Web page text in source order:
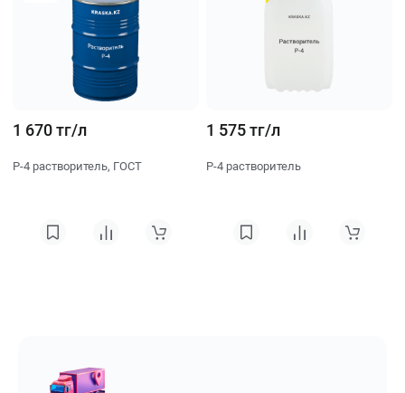
1 670 тг/л
Р-4 растворитель, ГОСТ
1 575 тг/л
Р-4 растворитель